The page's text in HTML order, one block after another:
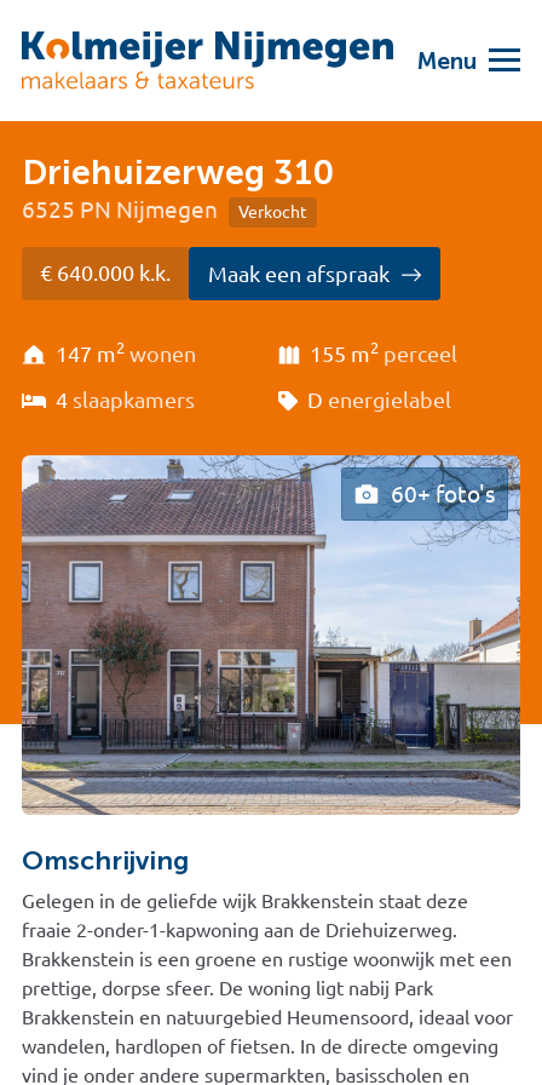
Menu
Driehuizerweg 310
6525 PN Nijmegen Verkocht
€ 640.000 k.k. Maak een afspraak
147 m2 wonen 155 m2 perceel
4 slaapkamers D energielabel
60+ foto's
Omschrijving
Gelegen in de geliefde wijk Brakkenstein staat deze
fraaie 2-onder-1-kapwoning aan de Driehuizerweg.
Brakkenstein is een groene en rustige woonwijk met een
prettige, dorpse sfeer. De woning ligt nabij Park
Brakkenstein en natuurgebied Heumensoord, ideaal voor
wandelen, hardlopen of fietsen. In de directe omgeving
vind je onder andere supermarkten, basisscholen en